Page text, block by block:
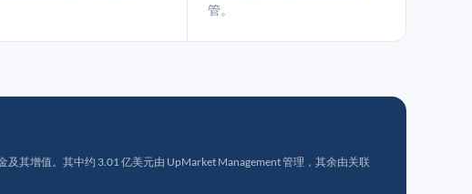
管。
其增值。其中约 3.01 亿美元由 UpMarket Management 管理，其余由关联